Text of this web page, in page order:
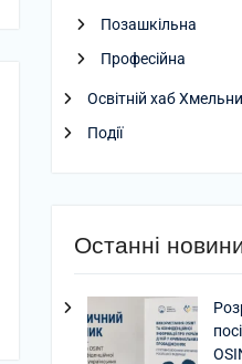
Позашкільна
Професійна
Освітній хаб
Події
Останні